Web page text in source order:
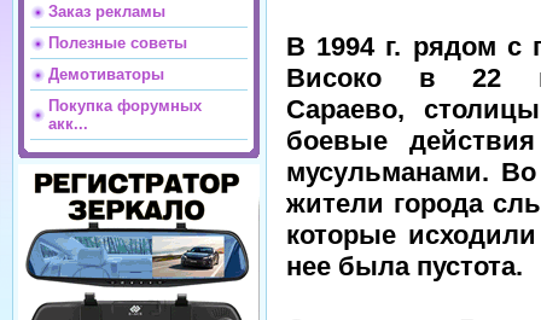
Заказ рекламы
Полезные советы
Демотиваторы
Покупка форумных
акк...
В 1994 г. рядом с
Високо в 22
Сараево,
боевые
мусульманами.
жители города
которые
нее была пустота.